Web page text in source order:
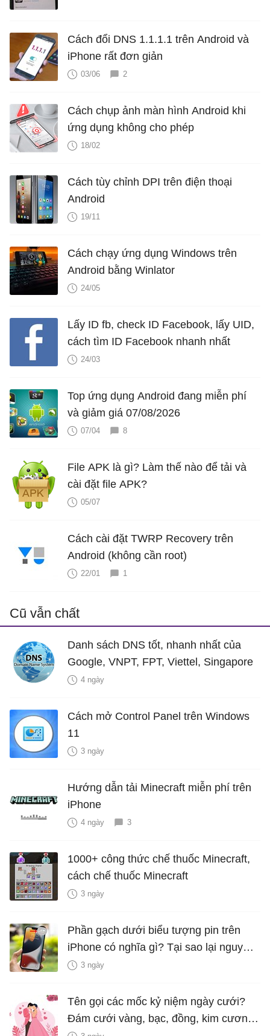
Cách đổi DNS 1.1.1.1 trên Android và
iPhone rất đơn giản
03/06 2
Cách chụp ảnh màn hình Android khi
ứng dụng không cho phép
18/02
Cách tùy chỉnh DPI trên điện thoại
Android
19/11
Cách chạy ứng dụng Windows trên
Android bằng Winlator
24/05
Lấy ID fb, check ID Facebook, lấy UID,
cách tìm ID Facebook nhanh nhất
24/03
Top ứng dụng Android đang miễn phí
và giảm giá 07/08/2026
07/04 8
File APK là gì? Làm thế nào để tải và
cài đặt file APK?
05/07
Cách cài đặt TWRP Recovery trên
Android (không cần root)
22/01 1
Cũ vẫn chất
Danh sách DNS tốt, nhanh nhất của
Google, VNPT, FPT, Viettel, Singapore
4 ngày
Cách mở Control Panel trên Windows
11
3 ngày
Hướng dẫn tải Minecraft miễn phí trên
iPhone
4 ngày 3
1000+ công thức chế thuốc Minecraft,
cách chế thuốc Minecraft
3 ngày
Phần gạch dưới biểu tượng pin trên
iPhone có nghĩa gì? Tại sao lại nguy
hiểm?
3 ngày
Tên gọi các mốc kỷ niệm ngày cưới?
Đám cưới vàng, bạc, đồng, kim cương